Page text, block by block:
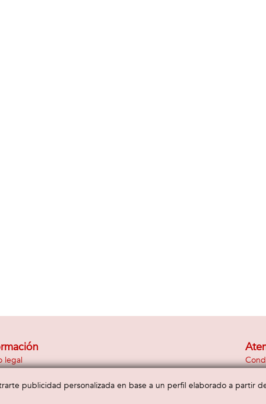
legal
de privacidad
de cookies
publicidad personalizada en base a un perfil elaborado a partir